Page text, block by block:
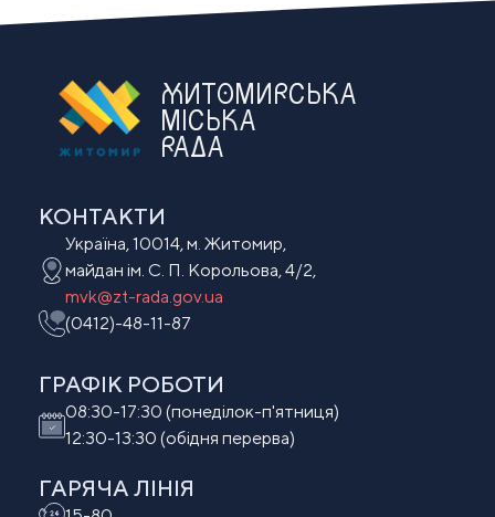
ЖИТОМИРСЬКА
МІСЬКА
РАДА
КОНТАКТИ
Україна, 10014, м. Житомир,
майдан ім. С. П. Корольова, 4/2,
mvk@zt-rada.gov.ua
(0412)-48-11-87
ГРАФІК РОБОТИ
08:30-17:30 (понеділок-п'ятниця)
12:30-13:30 (обідня перерва)
ГАРЯЧА ЛІНІЯ